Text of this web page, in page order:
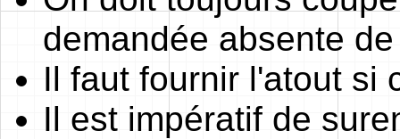
demandée absente
Il faut fournir l'atout si
Il est impératif de